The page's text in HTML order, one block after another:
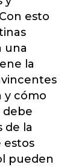
esto
una
la
y cómo
debe
de la
estos
pueden